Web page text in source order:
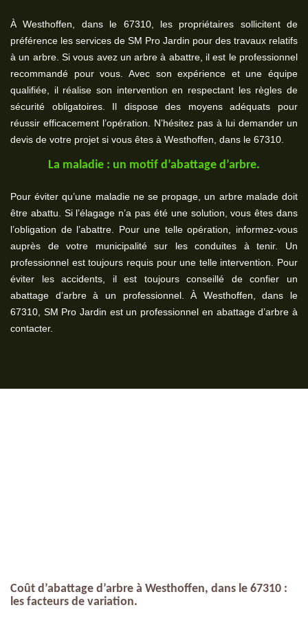
À Westhoffen, dans le 67310, les propriétaires sollicitent de
préférence les services de SM Pro Jardin pour des travaux relatifs
à un arbre. Si vous avez un arbre à abattre, il est le professionnel
recommandé pour vous. Avec son expérience et une équipe
qualifiée, il réalise son intervention en respectant les règles de
sécurité obligatoires. Il dispose des moyens adéquats pour
réussir efficacement l’opération. N’hésitez pas à lui demander un
devis de votre projet si vous êtes à Westhoffen, dans le 67310.
La maladie : un motif d’abattage d’arbre.
Pour éviter qu’une maladie ne se propage, un arbre malade doit
être abattu. Si l’élagage n’a pas été une solution, vous êtes dans
l’obligation de l’abattre. Pour une telle opération, informez-vous
auprès de votre municipalité sur les conduites à tenir. Un
professionnel est toujours requis pour une telle intervention. Pour
éviter les accidents, il est toujours conseillé de confier un
abattage d’arbre à un professionnel. À Westhoffen, dans le
67310, SM Pro Jardin est un professionnel en abattage d’arbre à
contacter.
Coût d’abattage d’arbre à Westhoffen, dans le 67310 :
les facteurs de variation.